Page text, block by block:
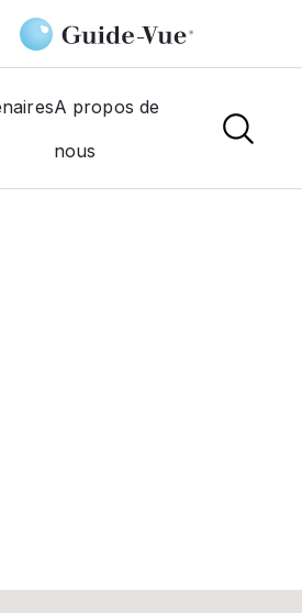
A propos de
nous